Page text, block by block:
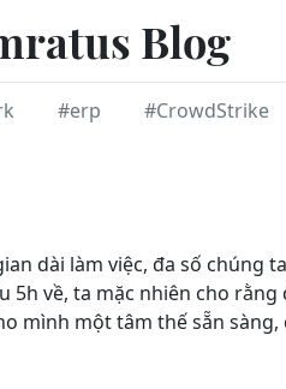
Blog
#erp #CrowdStrike
dài làm việc, đa số chúng
về, ta mặc nhiên cho
mình một tâm thế sẵn